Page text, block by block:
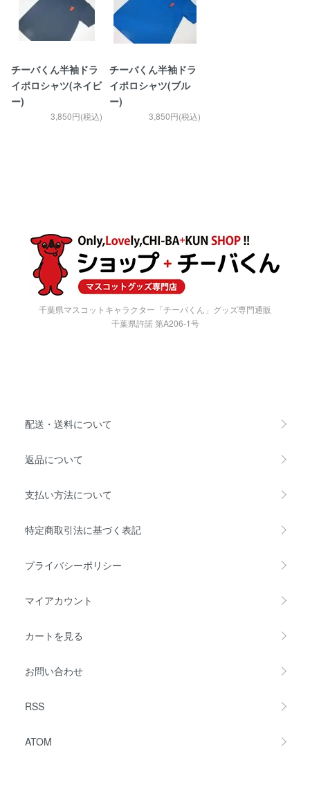
チーバくん半袖ドラ
イポロシャツ(ネイビ
ー)
3,850円(税込)
チーバくん半袖ドラ
イポロシャツ(ブル
ー)
3,850円(税込)
千葉県マスコットキャラクター「チーバくん」グッズ専門通販
千葉県許諾 第A206-1号
配送・送料について
返品について
支払い方法について
特定商取引法に基づく表記
プライバシーポリシー
マイアカウント
カートを見る
お問い合わせ
RSS
ATOM